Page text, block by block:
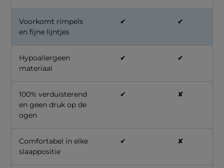
Voorkomt rimpels
en fijne lijntjes
✔ ✔
Hypoallergeen
materiaal
✔ ✔
100% verduisterend
en geen druk op de
ogen
✔ ✘
Comfortabel in elke
slaappositie
✔ ✘